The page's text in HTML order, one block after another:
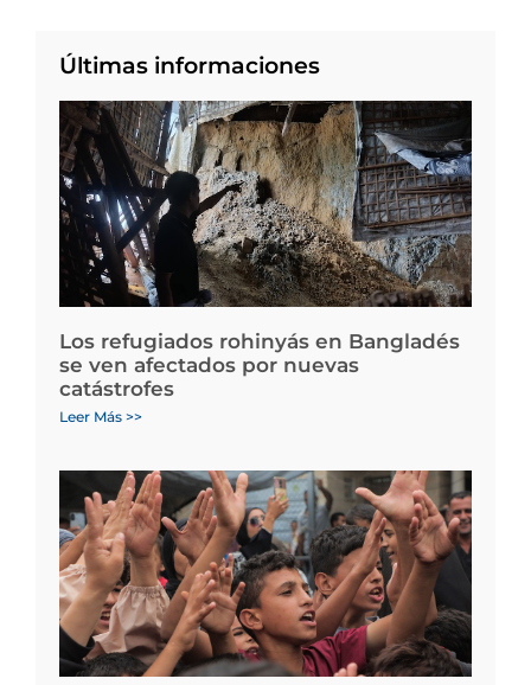
Últimas informaciones
Los refugiados rohinyás en Bangladés
se ven afectados por nuevas
catástrofes
Leer Más >>